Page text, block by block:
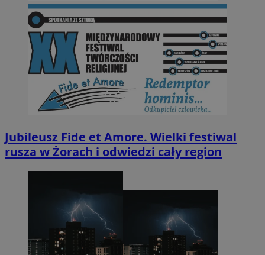
Jubileusz Fide et Amore. Wielki festiwal
rusza w Żorach i odwiedzi cały region